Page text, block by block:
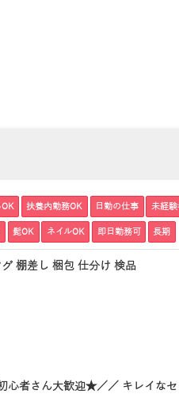
扶養内勤務OK 日勤の仕事 未経
髭OK ネイルOK 即日勤務可 長期
棚差し 梱包 仕分け 検品
者さん大歓迎★／／ キレイなセ